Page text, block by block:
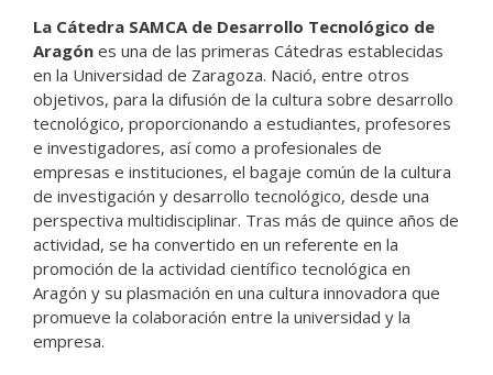
La Cátedra SAMCA de Desarrollo Tecnológico de
Aragón es una de las primeras Cátedras establecidas
en la Universidad de Zaragoza. Nació, entre otros
objetivos, para la difusión de la cultura sobre desarrollo
tecnológico, proporcionando a estudiantes, profesores
e investigadores, así como a profesionales de
empresas e instituciones, el bagaje común de la cultura
de investigación y desarrollo tecnológico, desde una
perspectiva multidisciplinar. Tras más de quince años de
actividad, se ha convertido en un referente en la
promoción de la actividad científico tecnológica en
Aragón y su plasmación en una cultura innovadora que
promueve la colaboración entre la universidad y la
empresa.